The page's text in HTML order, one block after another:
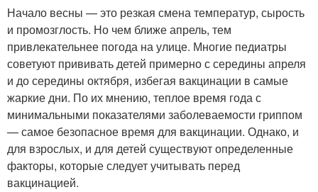
Начало весны — это резкая смена температур, сырость
и промозглость. Но чем ближе апрель, тем
привлекательнее погода на улице. Многие педиатры
советуют прививать детей примерно с середины апреля
и до середины октября, избегая вакцинации в самые
жаркие дни. По их мнению, теплое время года с
минимальными показателями заболеваемости гриппом
— самое безопасное время для вакцинации. Однако, и
для взрослых, и для детей существуют определенные
факторы, которые следует учитывать перед
вакцинацией.